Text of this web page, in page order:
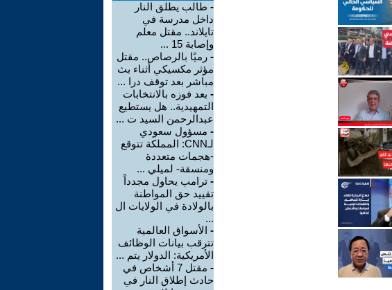
- طالب يطلق النار
داخل مدرسة في
تايلاند.. مقتل معلم
وإصابة 15 ...
- رميًا بالرصاص.. مقتل
مؤثر مكسيكي أثناء بث
مباشر بعد توقف درا ...
- بعد فوزه بالانتخابات
التمهيدية.. هل يستطيع
عبدالرحمن السيد ت ...
- مسؤول سعودي
لـCNN: المملكة تتوقع
-هجمات متعددة
ومنسقة- لميلي ...
- ترامب يحاول مجدداً
تقييد حق المواطنة
بالولادة في الولايات ال
...
- الأسواق العالمية
تترقب بيانات الوظائف
الأمريكية: الدولار يتم ...
-
مقتل 7 أشخاص في
حادث إطلاق النار في